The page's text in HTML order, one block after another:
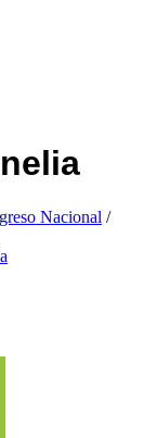
Nacional /